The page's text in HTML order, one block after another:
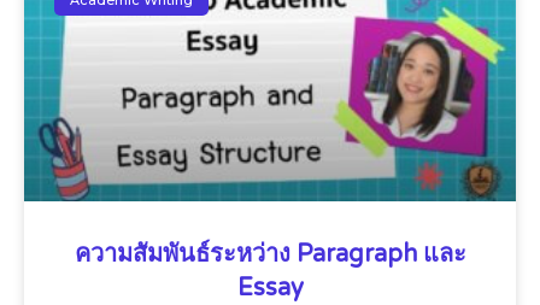
ความสัมพันธ์ระหว่าง Paragraph และ
Essay